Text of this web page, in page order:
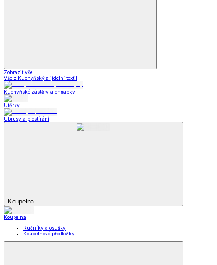
Zobrazit vše
Vše z Kuchyňský a jídelní textil
Kuchyňské zástěry a chňapky
Utěrky
Ubrusy a prostírání
Koupelna
Koupelna
Ručníky a osušky
Koupelnové předložky